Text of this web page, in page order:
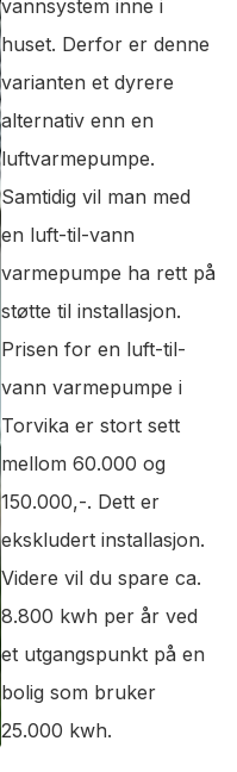
vannsystem inne i
huset. Derfor er denne
varianten et dyrere
alternativ enn en
luftvarmepumpe.
Samtidig vil man med
en luft-til-vann
varmepumpe ha rett på
støtte til installasjon.
Prisen for en luft-til-
vann varmepumpe i
Torvika er stort sett
mellom 60.000 og
150.000,-. Dett er
ekskludert installasjon.
Videre vil du spare ca.
8.800 kwh per år ved
et utgangspunkt på en
bolig som bruker
25.000 kwh.